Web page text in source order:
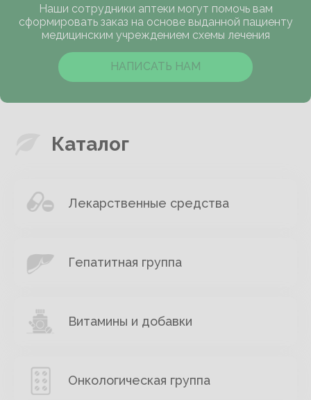
Наши сотрудники аптеки могут помочь вам
сформировать заказ на основе выданной пациенту
медицинским учреждением схемы лечения
НАПИСАТЬ НАМ
Каталог
Лекарственные средства
Гепатитная группа
Витамины и добавки
Онкологическая группа